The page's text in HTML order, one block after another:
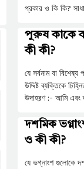
প্রকার ও কি কি?
পুরুষ কাকে
কী কী?
যে সর্বনাম বা
উদ্দিষ্ট ব্যক্তিকে
উদাহরণ :- আমি এবং
দশমিক
ও কী কী?
যে ভগ্নাংশ গুলোকে